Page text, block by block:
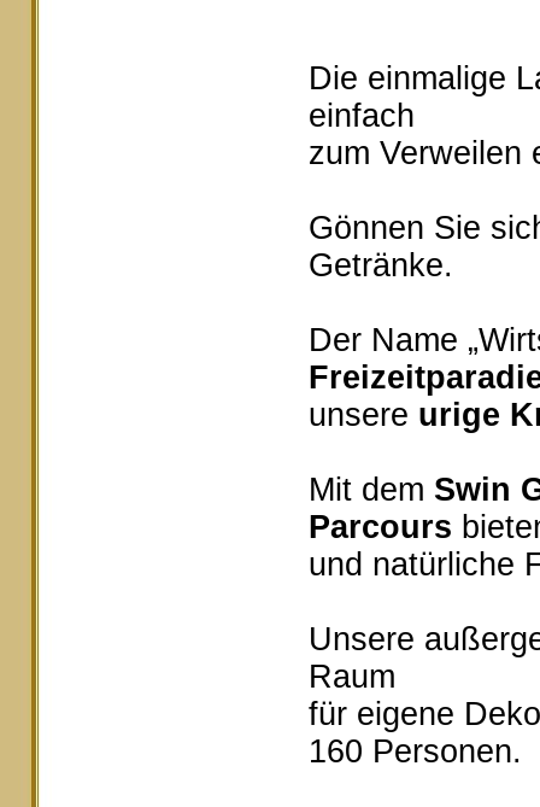
Die einmalige
einfach
zum Verweilen
Gönnen Sie
Getränke.
Der Name
unsere urige
Mit dem Swin
Parcours
und natürliche
Unsere
Raum
für eigene
160 Personen.